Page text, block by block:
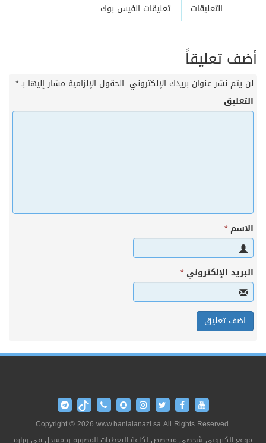
التعليقات تعليقات الفيس بوك
أضف تعليقاً
لن يتم نشر عنوان بريدك الإلكتروني. الحقول الإلزامية مشار إليها بـ*
التعليق
الاسم*
البريد الإلكتروني*
Copyright © 2026 www.hanialanazi.sa All Rights Reserved.
موقع إلكتروني شخصي متخصص لكافة التغطيات المصورة و مسجل في وزارة